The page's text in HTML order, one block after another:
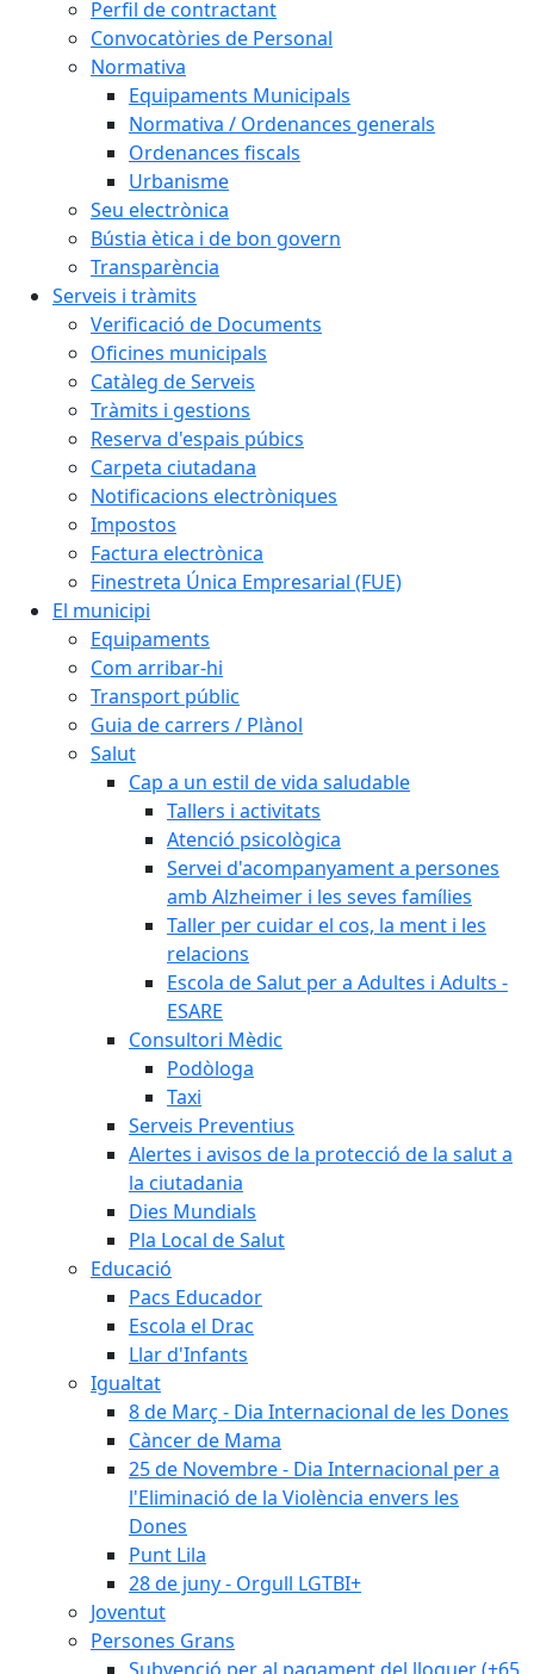
Perfil de contractant
Convocatòries de Personal
Normativa
Equipaments Municipals
Normativa / Ordenances generals
Ordenances fiscals
Urbanisme
Seu electrònica
Bústia ètica i de bon govern
Transparència
Serveis i tràmits
Verificació de Documents
Oficines municipals
Catàleg de Serveis
Tràmits i gestions
Reserva d'espais púbics
Carpeta ciutadana
Notificacions electròniques
Impostos
Factura electrònica
Finestreta Única Empresarial (FUE)
El municipi
Equipaments
Com arribar-hi
Transport públic
Guia de carrers / Plànol
Salut
Cap a un estil de vida saludable
Tallers i activitats
Atenció psicològica
Servei d'acompanyament a persones
amb Alzheimer i les seves famílies
Taller per cuidar el cos, la ment i les
relacions
Escola de Salut per a Adultes i Adults -
ESARE
Consultori Mèdic
Podòloga
Taxi
Serveis Preventius
Alertes i avisos de la protecció de la salut a
la ciutadania
Dies Mundials
Pla Local de Salut
Educació
Pacs Educador
Escola el Drac
Llar d'Infants
Igualtat
8 de Març - Dia Internacional de les Dones
Càncer de Mama
25 de Novembre - Dia Internacional per a
l'Eliminació de la Violència envers les
Dones
Punt Lila
28 de juny - Orgull LGTBI+
Joventut
Persones Grans